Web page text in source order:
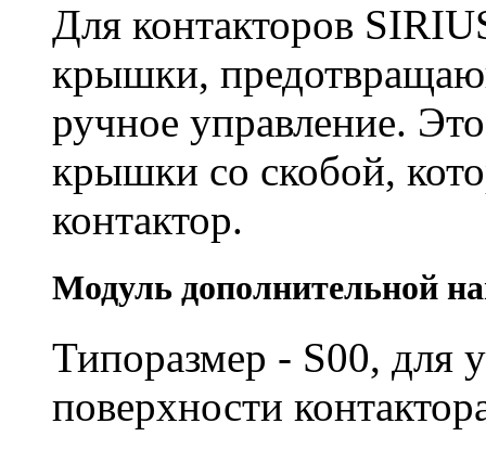
Для контакторов
крышки,
ручное управление.
крышки со скобой,
контактор.
Модуль дополнительной
Типоразмер - S00, для
поверхности